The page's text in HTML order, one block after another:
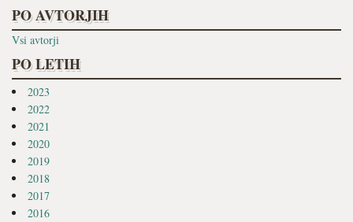
PO AVTORJIH
Vsi avtorji
PO LETIH
2023
2022
2021
2020
2019
2018
2017
2016